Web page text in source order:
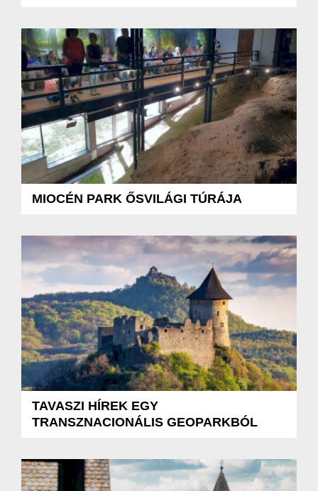
MIOCÉN PARK ŐSVILÁGI TÚRÁJA
TAVASZI HÍREK EGY
TRANSZNACIONÁLIS GEOPARKBÓL